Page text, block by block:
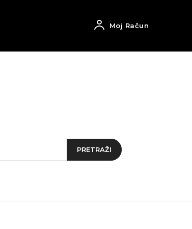
Moj Račun
PRETRAŽI